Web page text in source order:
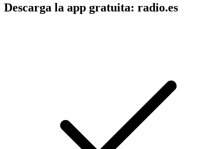
Descarga la app gratuita: radio.es